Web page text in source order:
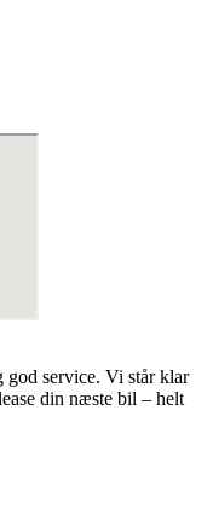
god service. Vi står klar
din næste bil – helt